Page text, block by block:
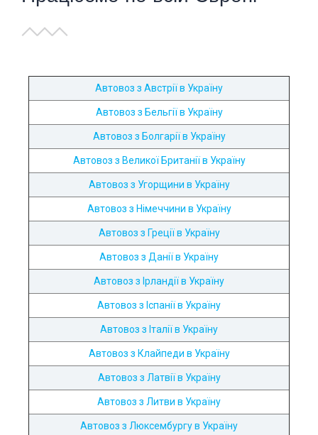
Автовоз з Австрії в Україну
Автовоз з Бельгії в Україну
Автовоз з Болгарії в Україну
Автовоз з Великої Британії в Україну
Автовоз з Угорщини в Україну
Автовоз з Німеччини в Україну
Автовоз з Греції в Україну
Автовоз з Данії в Україну
Автовоз з Ірландії в Україну
Автовоз з Іспанії в Україну
Автовоз з Італії в Україну
Автовоз з Клайпеди в Україну
Автовоз з Латвії в Україну
Автовоз з Литви в Україну
Автовоз з Люксембургу в Україну